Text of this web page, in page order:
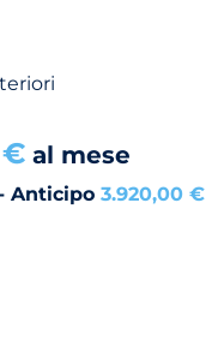
€ al mese
Anticipo 3.920,00 €